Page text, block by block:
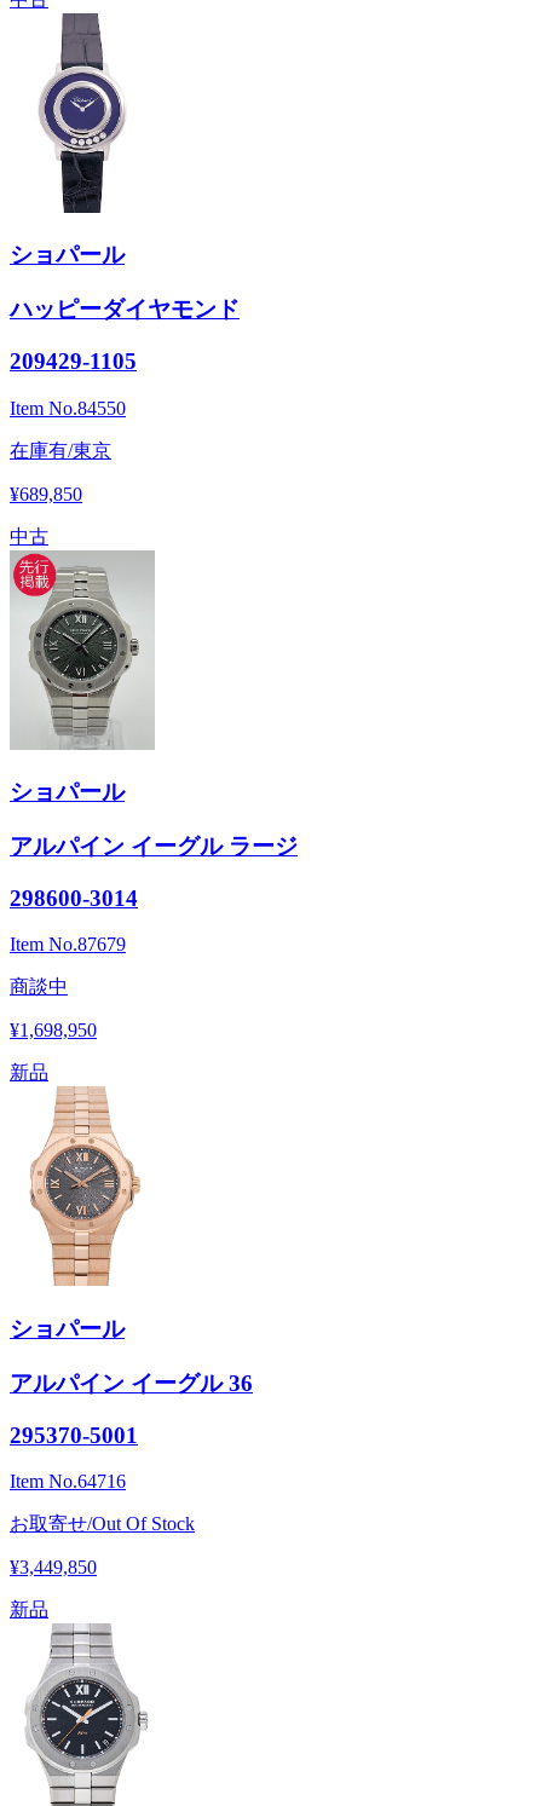
ショパール
ハッピーダイヤモンド
209429-1105
Item No.84550
在庫有/東京
¥689,850
中古
ショパール
アルパイン イーグル ラージ
298600-3014
Item No.87679
商談中
¥1,698,950
新品
ショパール
アルパイン イーグル 36
295370-5001
Item No.64716
お取寄せ/Out Of Stock
¥3,449,850
新品